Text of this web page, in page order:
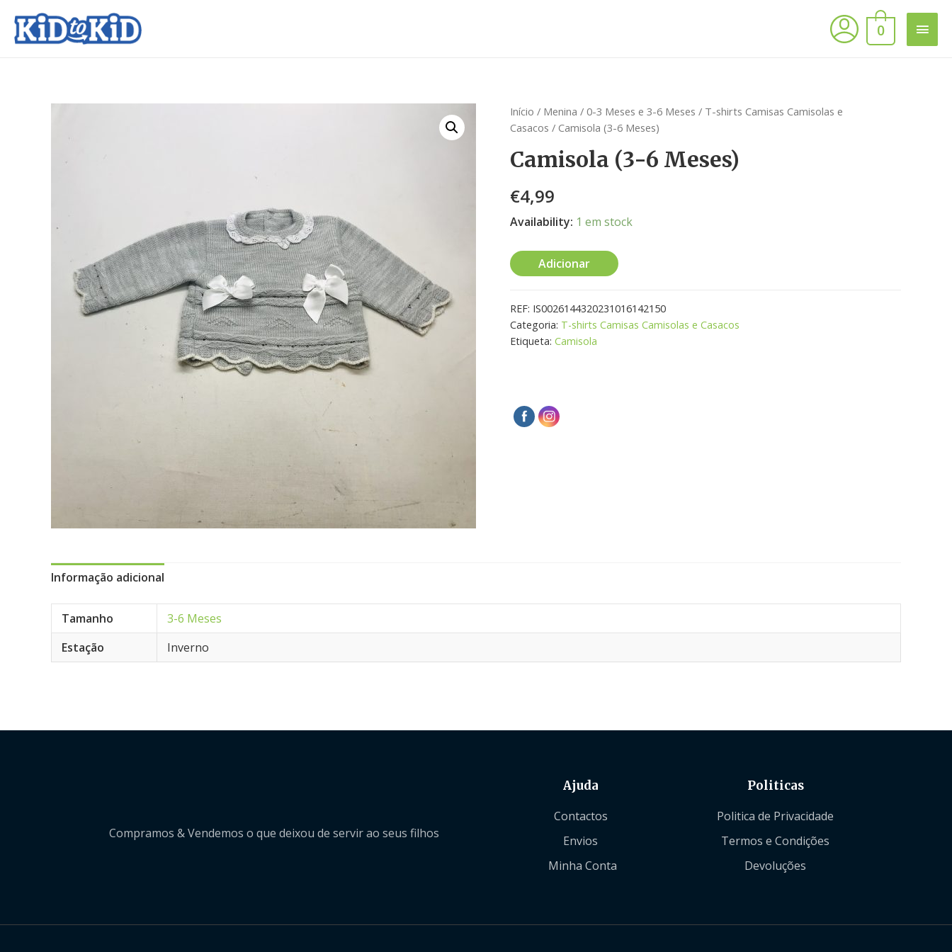
0
Início / Menina / 0-3 Meses e 3-6 Meses / T-shirts Camisas Camisolas e
Casacos / Camisola (3-6 Meses)
Camisola (3-6 Meses)
€4,99
Availability: 1 em stock
Adicionar
REF: IS0026144320231016142150
Categoria: T-shirts Camisas Camisolas e Casacos
Etiqueta: Camisola
Informação adicional
Tamanho
3-6 Meses
Estação
Inverno
Compramos & Vendemos o que deixou de servir ao seus filhos
Ajuda
Contactos
Envios
Minha Conta
Politicas
Politica de Privacidade
Termos e Condições
Devoluções